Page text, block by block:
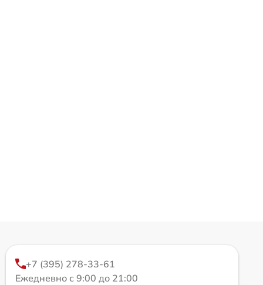
+7 (395) 278-33-61
Ежедневно с 9:00 до 21:00